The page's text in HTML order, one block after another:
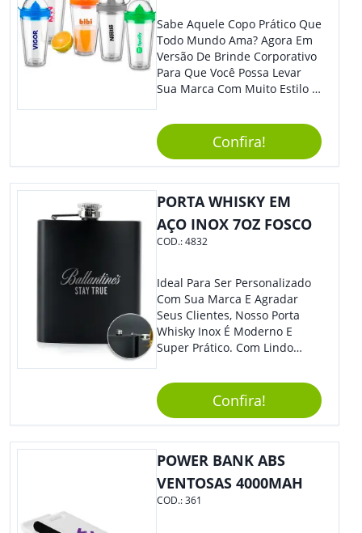
Usada Em Ambientes
Internos, Como Banheiros,
Cozinhas E Áreas De Lazer
Próximas À Água. Aproveite A
Praticidade E A Resistência Da
Para Curtir Suas Músicas
Favoritas Em Qualquer Lugar,
Sem Se Preocupar Com A
Água.
Sabe Aquele Copo Prático Que
Todo Mundo Ama? Agora Em
Versão De Brinde Corporativo
Para Que Você Possa Levar
Sua Marca Com Muito Estilo E
Praticidade À Eventos E Feiras
De Exposição.Confira!
PORTA WHISKY EM
AÇO INOX 7OZ FOSCO
COD.:4832
Ideal Para Ser Personalizado
Com Sua Marca E Agradar
Seus Clientes, Nosso Porta
Whisky Inox É Moderno E
Super Prático. Com Lindo
Grande Diferencial Em
Eventos E Feiras Corporativas.
Confira!
POWER BANK ABS
VENTOSAS 4000MAH
COD.:361